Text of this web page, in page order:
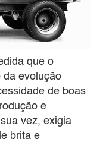
que o
da evolução
de boas
e
vez, exigia
brita e